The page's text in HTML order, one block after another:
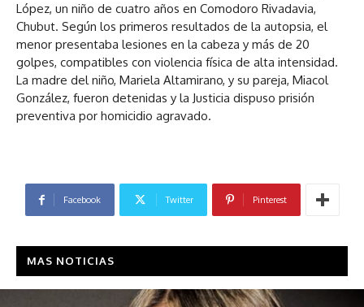
López, un niño de cuatro años en Comodoro Rivadavia,
Chubut. Según los primeros resultados de la autopsia, el
menor presentaba lesiones en la cabeza y más de 20
golpes, compatibles con violencia física de alta intensidad.
La madre del niño, Mariela Altamirano, y su pareja, Miacol
González, fueron detenidas y la Justicia dispuso prisión
preventiva por homicidio agravado.
Facebook Twitter Pinterest
MAS NOTICIAS